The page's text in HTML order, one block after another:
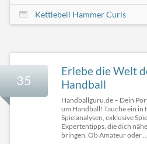
Kettlebell Hammer Curls
35
Erlebe die Welt
Handball
Handballguru.de – Dein
um Handball! Tauche ein in
Spielanalysen, exklusive
Expertentipps, die dich
bringen. Ob Amateur oder ...